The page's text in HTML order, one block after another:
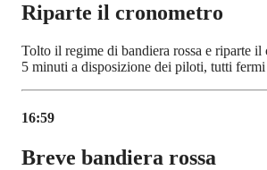
Riparte il cronometro
Tolto il regime di bandiera rossa e riparte il
5 minuti a disposizione dei piloti, tutti
16:59
Breve bandiera rossa